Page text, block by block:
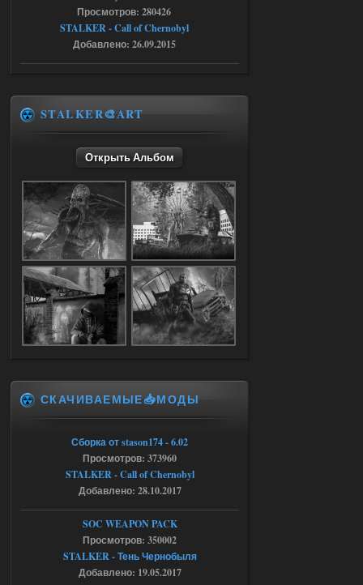
Dead Air: Refined
Stalker-Mods-Clan-su
Доступно только для пользователей
Объединенный Пак 2 + OGSR +
STCoP WP 3.4
17:25
Stalker-Mods-Clan-su
Доступно только для пользователей
Ответить ➤
04.08.2026
Объединенный Пак 2 + OGSR +
STCoP WP 3.4
17:19
Stalker-Mods-Clan-su
Ответить ➤
04.08.2026
Объединенный Пак 2 + OGSR +
STCoP WP 3.4
Stalker-Mods-Clan-su
Доступно только для пользователей
Ответить ➤
04.08.2026
Просмотров: 280426
STALKER - Call of Chernobyl
Добавлено: 26.09.2015
STALKER🎨ART
Открыть Альбом
СКАЧИВАЕМЫЕ📥МОДЫ
Сборка от stason174 - 6.02
Просмотров: 373960
STALKER - Call of Chernobyl
Добавлено: 28.10.2017
SOC WEAPON PACK
Просмотров: 350002
STALKER - Тень Чернобыля
Добавлено: 19.05.2017